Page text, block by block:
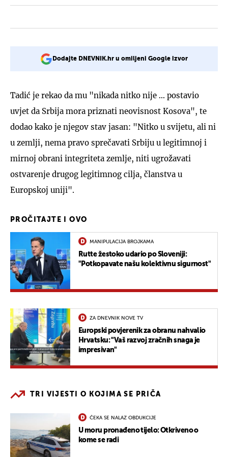
Dodajte DNEVNIK.hr u omiljeni Google izvor
Tadić je rekao da mu "nikada nitko nije ... postavio
uvjet da Srbija mora priznati neovisnost Kosova", te
dodao kako je njegov stav jasan: "Nitko u svijetu, ali ni
u zemlji, nema pravo sprečavati Srbiju u legitimnoj i
mirnoj obrani integriteta zemlje, niti ugrožavati
ostvarenje drugog legitimnog cilja, članstva u
Europskoj uniji".
PROČITAJTE I OVO
MANIPULACIJA BROJKAMA
Rutte žestoko udario po Sloveniji:
"Potkopavate našu kolektivnu sigurnost"
ZA DNEVNIK NOVE TV
Europski povjerenik za obranu nahvalio
Hrvatsku: "Vaš razvoj zračnih snaga je
impresivan"
TRI VIJESTI O KOJIMA SE PRIČA
ČEKA SE NALAZ OBDUKCIJE
U moru pronađeno tijelo: Otkriveno o
kome se radi